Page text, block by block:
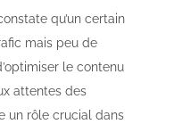
qu’un certain
mais peu de
le contenu
attentes des
un rôle crucial dans